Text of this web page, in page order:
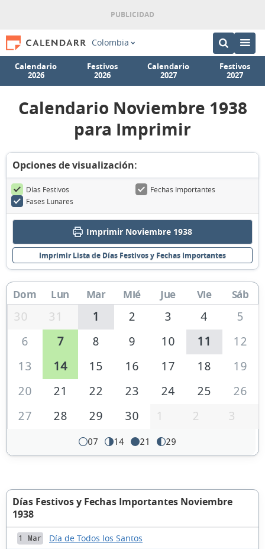
Colombia
Calendario
2026
Festivos
2026
Calendario
2027
Festivos
2027
Calendario Noviembre 1938
para Imprimir
Opciones de visualización:
Días Festivos
Fechas Importantes
Fases Lunares
Imprimir Noviembre 1938
Imprimir Lista de Días Festivos y Fechas Importantes
Dom Lun Mar Mié Jue Vie Sáb
30 31 1 2 3 4
5
6
7 8 9 10 11
12
13
14 15 16 17 18
19
20
21 22 23 24 25
26
27
28 29 30 1 2 3
07 14 21 29
Días Festivos y Fechas Importantes Noviembre
1938
1 Mar Día de Todos los Santos